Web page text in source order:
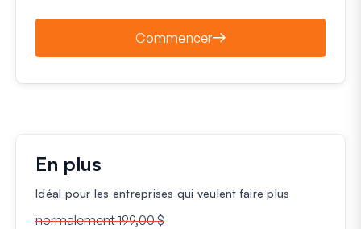
Commencer
En plus
Idéal pour les entreprises qui veulent faire plus
normalement 199,00 $